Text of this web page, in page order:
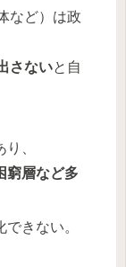
など）は政
さないと自
、
窮層など多
きない。